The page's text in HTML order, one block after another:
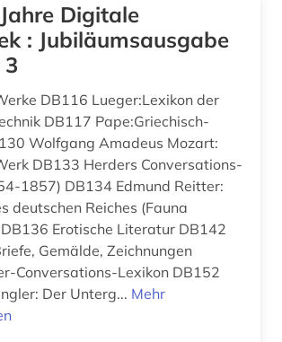
deutschland (1)
digitalisat (1)
digitalisate (1)
digitalisierung (1)
dissertation (1)
e-book-kollektion (1)
Digitale
: Jubiläumsausgabe
der
DB117 Pape:Griechisch-
Wolfgang Amadeus Mozart:
DB133 Herders Conversations-
1857) DB134 Edmund Reitter:
deutschen Reiches (Fauna
Erotische Literatur DB142
Gemälde, Zeichnungen
Conversations-Lexikon DB152
Der Unterg... Mehr